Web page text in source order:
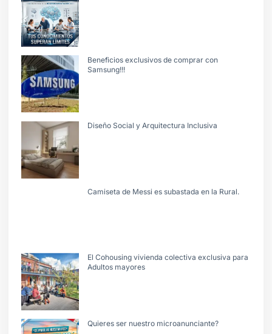
Beneficios exclusivos de comprar con
Samsung!!!
Diseño Social y Arquitectura Inclusiva
Camiseta de Messi es subastada en la Rural.
El Cohousing vivienda colectiva exclusiva para
Adultos mayores
Quieres ser nuestro microanunciante?